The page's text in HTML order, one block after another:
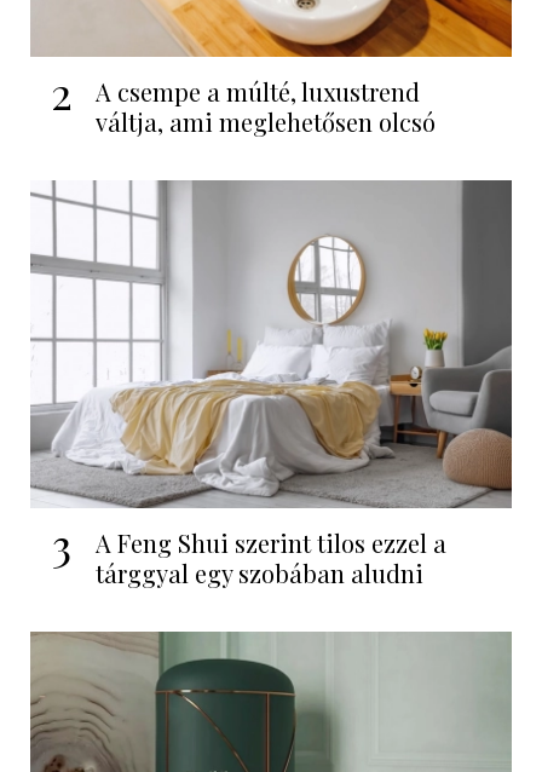
2
A csempe a múlté, luxustrend
váltja, ami meglehetősen olcsó
3
A Feng Shui szerint tilos ezzel a
tárggyal egy szobában aludni